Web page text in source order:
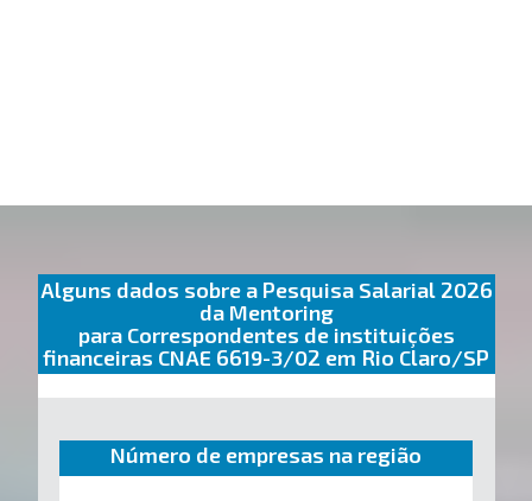
Alguns dados sobre a Pesquisa Salarial 2026
da Mentoring
para Correspondentes de instituições
financeiras CNAE 6619-3/02 em Rio Claro/SP
Número de empresas na região